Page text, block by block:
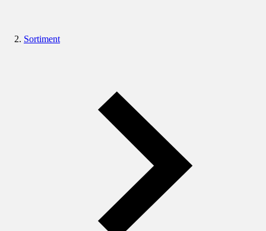
Sortiment